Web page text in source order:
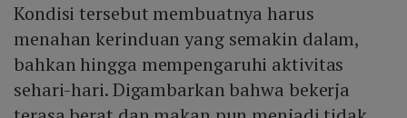
Kondisi tersebut membuatnya harus
menahan kerinduan yang semakin dalam,
bahkan hingga mempengaruhi aktivitas
sehari-hari. Digambarkan bahwa bekerja